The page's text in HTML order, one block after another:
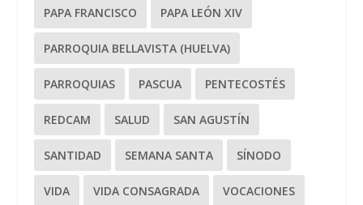
PAPA FRANCISCO PAPA LEÓN XIV
PARROQUIA BELLAVISTA (HUELVA)
PARROQUIAS PASCUA PENTECOSTÉS
REDCAM SALUD SAN AGUSTÍN
SANTIDAD SEMANA SANTA SÍNODO
VIDA VIDA CONSAGRADA VOCACIONES